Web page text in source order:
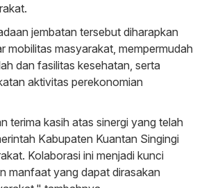
jembatan tersebut diharapkan
mobilitas masyarakat, mempermudah
dan fasilitas kesehatan, serta
aktivitas perekonomian
terima kasih atas sinergi yang telah
Kabupaten Kuantan Singingi
Kolaborasi ini menjadi kunci
manfaat yang dapat dirasakan